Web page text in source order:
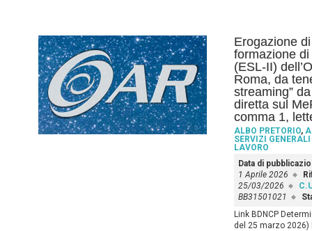
Erogazione
formazione
(ESL-II)
Roma, da
streaming”
diretta sul
comma 1,
ALBO PRETORIO,
SERVIZI
LAVORO
Data di
1 Aprile 2026
25/03/2026
BB31501021
Link BDNCP
del 25 marzo 2026)